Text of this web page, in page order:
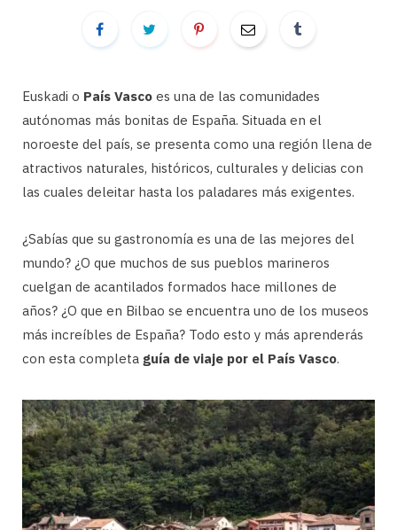
Euskadi o País Vasco es una de las comunidades
autónomas más bonitas de España. Situada en el
noroeste del país, se presenta como una región llena de
atractivos naturales, históricos, culturales y delicias con
las cuales deleitar hasta los paladares más exigentes.
¿Sabías que su gastronomía es una de las mejores del
mundo? ¿O que muchos de sus pueblos marineros
cuelgan de acantilados formados hace millones de
años? ¿O que en Bilbao se encuentra uno de los museos
más increíbles de España? Todo esto y más aprenderás
con esta completa guía de viaje por el País Vasco.